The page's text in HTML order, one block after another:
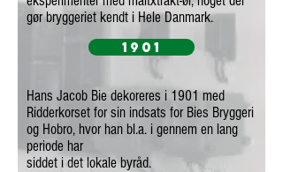
gør bryggeriet kendt i Hele Danmark.
Hans Jacob Bie dekoreres i 1901 med
Ridderkorset for sin indsats for Bies Bryggeri
og Hobro, hvor han bl.a. i gennem en lang
periode har
siddet i det lokale byråd.
1901